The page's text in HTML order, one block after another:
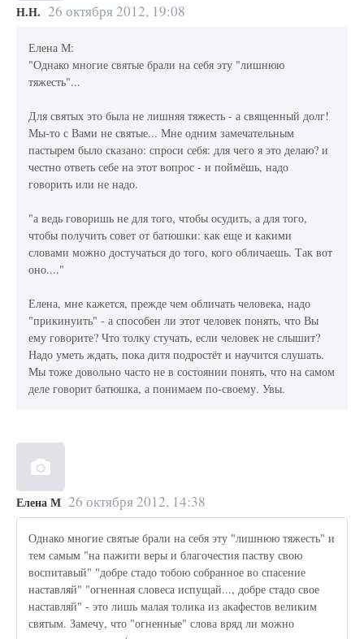
Н.Н. 26 октября 2012, 19:08
Елена М:
"Однако многие святые брали на себя эту "лишнюю
тяжесть"...
Для святых это была не лишняя тяжесть - а священный долг!
Мы-то с Вами не святые... Мне одним замечательным
пастырем было сказано: спроси себя: для чего я это делаю? и
честно ответь себе на этот вопрос - и поймёшь, надо
говорить или не надо.
"а ведь говоришь не для того, чтобы осудить, а для того,
чтобы получить совет от батюшки: как еще и какими
словами можно достучаться до того, кого обличаешь. Так вот
оно...."
Елена, мне кажется, прежде чем обличать человека, надо
"прикинуить" - а способен ли этот человек понять, что Вы
ему говорите? Что толку стучать, если человек не слышит?
Надо уметь ждать, пока дитя подростёт и научится слушать.
Мы тоже довольно часто не в состоянии понять, что на самом
деле говорит батюшка, а понимаем по-своему. Увы.
Елена М 26 октября 2012, 14:38
Однако многие святые брали на себя эту "лишнюю тяжесть" и
тем самым "на пажити веры и благочестия паству свою
воспитавый" "добре стадо тобою собранное во спасение
наставляй" "огненная словеса испущай..., добре стадо свое
наставляй" - это лишь малая толика из акафестов великим
святым. Замечу, что "огненные" слова вряд ли можно